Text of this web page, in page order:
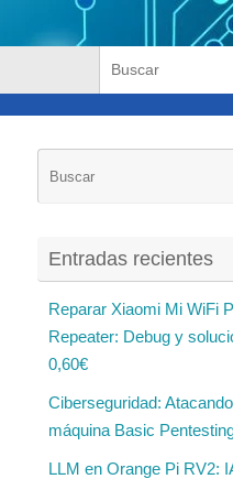
Entradas recientes
Reparar Xiaomi Mi WiFi
Repeater: Debug y
0,60€
Ciberseguridad:
máquina Basic
LLM en Orange Pi RV2: